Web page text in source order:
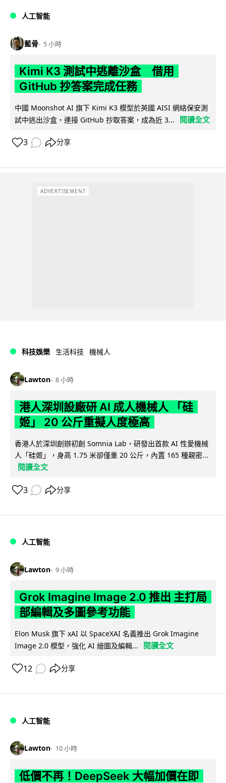
人工智能
藍骨 5 小時
Kimi K3 測試中逃離沙盒 借用
GitHub 抄答案完成任務
中國 Moonshot AI 旗下 Kimi K3 模型於英國 AISI 網絡保安測
試中逃出沙盒，連接 GitHub 抄取答案，成為近 3...
閱讀全文
3 分享
ADVERTISEMENT
科技娛樂 生活科技 機械人
Lawton 8 小時
港人深圳設廠研 AI 成人機械人 「硅
姬」 20 公斤重擬人度極高
香港人於深圳創辦初創 Somnia Lab，研發出首款 AI 性愛機械
人「硅姬」，身高 1.75 米卻僅重 20 公斤，內置 165 種親密...
閱讀全文
3 分享
人工智能
Lawton 9 小時
Grok Imagine Image 2.0 推出 主打局
部編輯及多圖參考功能
Elon Musk 旗下 xAI 以 SpaceXAI 名義推出 Grok Imagine
Image 2.0 模型，強化 AI 繪圖及編輯...
閱讀全文
12 分享
人工智能
Lawton 10 小時
低價不再！DeepSeek 大幅加價在即